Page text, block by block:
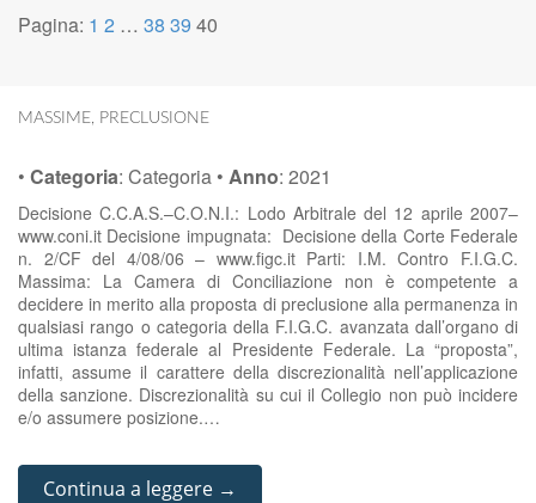
Pagina: 1 2 … 38 39 40
MASSIME, PRECLUSIONE
• Categoria: Categoria • Anno: 2021
Decisione C.C.A.S.–C.O.N.I.: Lodo Arbitrale del 12 aprile 2007–
www.coni.it Decisione impugnata: Decisione della Corte Federale
n. 2/CF del 4/08/06 – www.figc.it Parti: I.M. Contro F.I.G.C.
Massima: La Camera di Conciliazione non è competente a
decidere in merito alla proposta di preclusione alla permanenza in
qualsiasi rango o categoria della F.I.G.C. avanzata dall’organo di
ultima istanza federale al Presidente Federale. La “proposta”,
infatti, assume il carattere della discrezionalità nell’applicazione
della sanzione. Discrezionalità su cui il Collegio non può incidere
e/o assumere posizione.…
Continua a leggere →